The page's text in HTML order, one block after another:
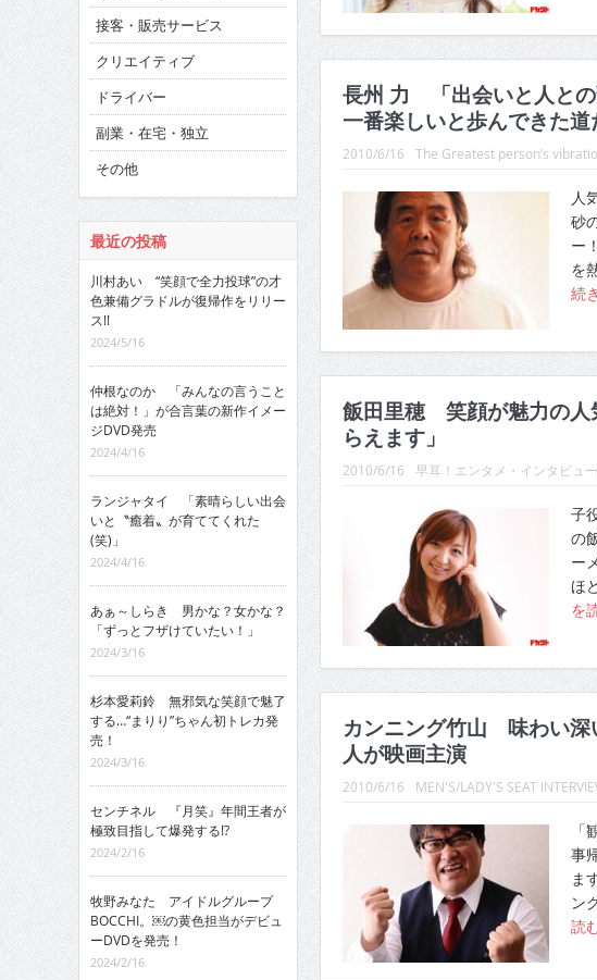
長州 力 「出会いと人との
一番楽しいと歩んできた
2010/6/16 The Greatest person’s
人
砂
ー
を
続
飯田里穂 笑顔が魅力の人
らえます」
2010/6/16 早耳！エンタメ・インタビュ
子
の
ー
ほ
を
カンニング竹山 味わい深
人が映画主演
2010/6/16 MEN'S/LADY'S SEAT
事
ま
ン
読
接客・販売サービス
クリエイティブ
ドライバー
副業・在宅・独立
その他
最近の投稿
川村あい “笑顔で全力投球”の才
色兼備グラドルが復帰作をリリー
ス!!
2024/5/16
仲根なのか 「みんなの言うこと
は絶対！」が合言葉の新作イメー
ジDVD発売
2024/4/16
ランジャタイ 「素晴らしい出会
いと〝癒着〟が育ててくれた
(笑)」
2024/4/16
あぁ～しらき 男かな？女かな？
「ずっとフザけていたい！」
2024/3/16
杉本愛莉鈴 無邪気な笑顔で魅了
する…“まりり”ちゃん初トレカ発
売！
2024/3/16
センチネル 『月笑』年間王者が
極致目指して爆発する!?
2024/2/16
牧野みなた アイドルグループ
BOCCHI。￼の黄色担当がデビュ
ーDVDを発売！
2024/2/16